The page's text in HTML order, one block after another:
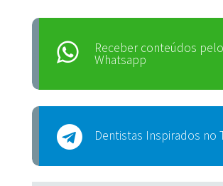
Receber conteúdos pelo
Whatsapp
Dentistas Inspirados no